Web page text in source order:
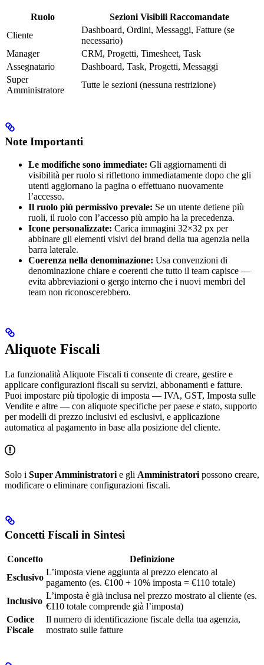
Ruolo
Sezioni Visibili Raccomandate
Cliente
Dashboard, Ordini, Messaggi, Fatture (se
necessario)
Manager
CRM, Progetti, Timesheet, Task
Assegnatario
Dashboard, Task, Progetti, Messaggi
Super
Amministratore
Tutte le sezioni (nessuna restrizione)
Note Importanti
Le modifiche sono immediate: Gli aggiornamenti di
visibilità per ruolo si riflettono immediatamente dopo che gli
utenti aggiornano la pagina o effettuano nuovamente
l’accesso.
Il ruolo più permissivo prevale: Se un utente detiene più
ruoli, il ruolo con l’accesso più ampio ha la precedenza.
Icone personalizzate: Carica immagini 32×32 px per
abbinare gli elementi visivi del brand della tua agenzia nella
barra laterale.
Coerenza nella denominazione: Usa convenzioni di
denominazione chiare e coerenti che tutto il team capisce —
evita abbreviazioni o gergo interno che i nuovi membri del
team non riconoscerebbero.
Aliquote Fiscali
La funzionalità Aliquote Fiscali ti consente di creare, gestire e
applicare configurazioni fiscali su servizi, abbonamenti e fatture.
Puoi impostare più tipologie di imposta — IVA, GST, Imposta sulle
Vendite e altre — con aliquote specifiche per paese e stato, supporto
per modelli di prezzo inclusivi ed esclusivi, e applicazione
automatica al pagamento in base alla posizione del cliente.
Solo i Super Amministratori e gli Amministratori possono creare,
modificare o eliminare configurazioni fiscali.
Concetti Fiscali in Sintesi
Concetto
Definizione
Esclusivo
L’imposta viene aggiunta al prezzo elencato al
pagamento (es. €100 + 10% imposta = €110 totale)
Inclusivo
L’imposta è già inclusa nel prezzo mostrato al cliente (es.
€110 totale comprende già l’imposta)
Codice
Fiscale
Il numero di identificazione fiscale della tua agenzia,
mostrato sulle fatture